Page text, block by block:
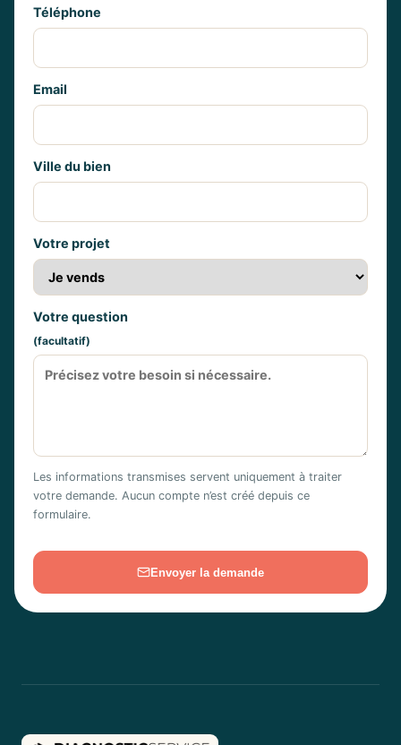
Téléphone
Email
Ville du bien
Votre projet
Votre question
(facultatif)
Les informations transmises servent uniquement à traiter
votre demande. Aucun compte n’est créé depuis ce
formulaire.
Envoyer la demande